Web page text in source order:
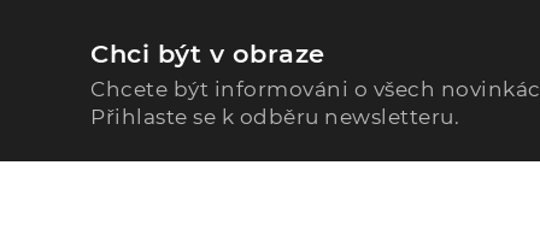
Chci být v obraze
Chcete být informováni o všech
Přihlaste se k odběru newsletteru.